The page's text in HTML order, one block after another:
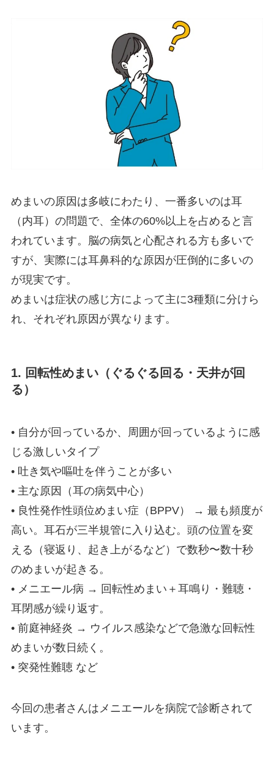
めまいの原因は多岐にわたり、一番多いのは耳
（内耳）の問題で、全体の60%以上を占めると言
われています。脳の病気と心配される方も多いで
すが、実際には耳鼻科的な原因が圧倒的に多いの
が現実です。
めまいは症状の感じ方によって主に3種類に分けら
れ、それぞれ原因が異なります。
1. 回転性めまい（ぐるぐる回る・天井が回
る）
• 自分が回っているか、周囲が回っているように感
じる激しいタイプ
• 吐き気や嘔吐を伴うことが多い
• 主な原因（耳の病気中心）
• 良性発作性頭位めまい症（BPPV） → 最も頻度が
高い。耳石が三半規管に入り込む。頭の位置を変
える（寝返り、起き上がるなど）で数秒〜数十秒
のめまいが起きる。
• メニエール病 → 回転性めまい＋耳鳴り・難聴・
耳閉感が繰り返す。
• 前庭神経炎 → ウイルス感染などで急激な回転性
めまいが数日続く。
• 突発性難聴 など
今回の患者さんはメニエールを病院で診断されて
います。